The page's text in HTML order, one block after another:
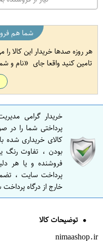
شما هم
هر روزه صدها خریدار این کالا را
تامین کنید واقعا جای
نام و
خریدار گرامی
پرداختی شما را
کالای خریداری شده
بودن ، تفاوت رنگ
فروشنده و یا هر
پرداخت سایت ،
خارج از درگاه
توضیحات کالا
nimaashop.ir